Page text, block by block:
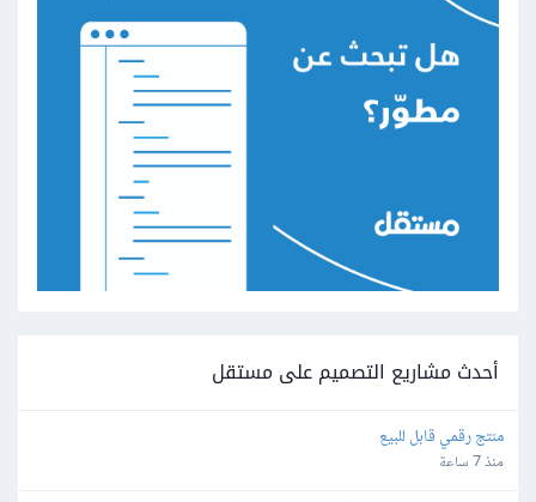
أحدث مشاريع التصميم على مستقل
منتج رقمي قابل للبيع
منذ 7 ساعة